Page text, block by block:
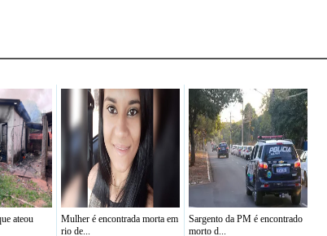
ateou
Mulher é encontrada morta em
rio de...
Sargento da PM é encontrado
morto d...